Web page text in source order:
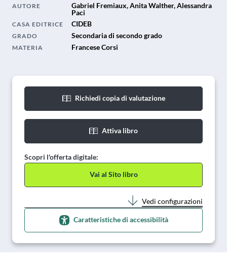
AUTORE
Gabriel Fremiaux, Anita Walther, Alessandra
Paci
CASA EDITRICE CIDEB
GRADO Secondaria di secondo grado
MATERIA Francese Corsi
Richiedi copia di valutazione
Attiva libro
Scopri l'offerta digitale:
Vai al Sito libro
Vedi configurazioni
Caratteristiche di accessibilità